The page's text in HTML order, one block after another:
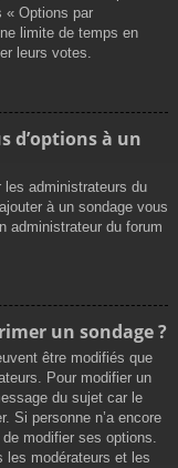
« Options par
limite de temps en
leurs votes.
d’options à un
les administrateurs du
à un sondage vous
administrateur du forum
un sondage ?
être modifiés que
Pour modifier un
du sujet car le
Si personne n’a encore
modifier ses options.
les modérateurs et les